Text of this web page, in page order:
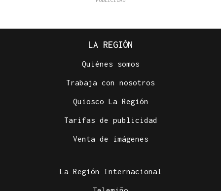
LA REGIÓN
Quiénes somos
Trabaja con nosotros
Quiosco La Región
Tarifas de publicidad
Venta de imágenes
La Región Internacional